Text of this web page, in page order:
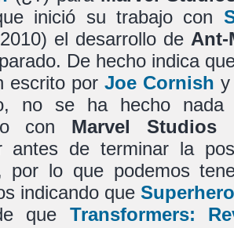
inició su trabajo con
el desarrollo de Ant-
De hecho indica
escrito por Joe Cornish y
no se ha hecho
con Marvel Studios
antes de terminar la
por lo que podemos
indicando que
que Transformers: